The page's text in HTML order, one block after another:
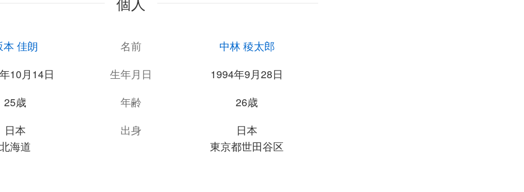
本 佳朗 名前
中林 稜太郎
10月14日
生年月日
1994年9月28日
25歳
年齢
26歳
日本
北海道
出身
日本
東京都世田谷区